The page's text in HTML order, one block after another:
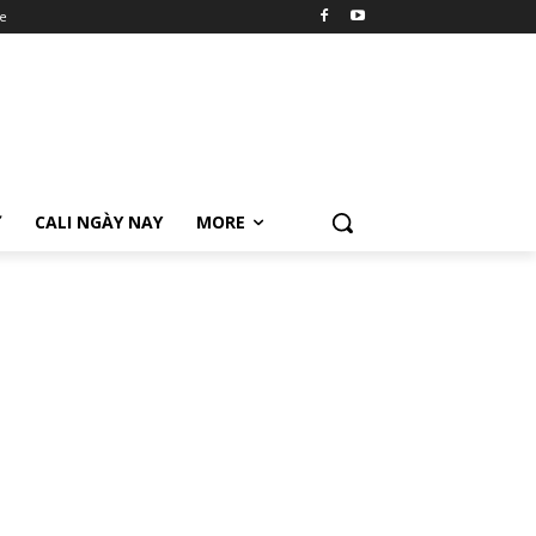
CALI NGÀY NAY MORE